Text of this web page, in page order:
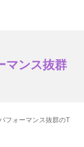
マンス抜群
フォーマンス抜群のT